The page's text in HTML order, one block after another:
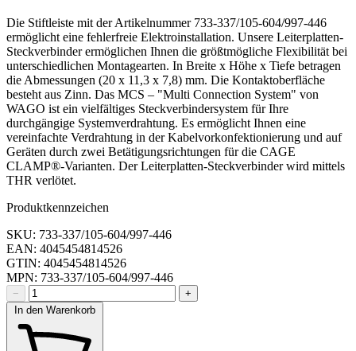
Die Stiftleiste mit der Artikelnummer 733-337/105-604/997-446
ermöglicht eine fehlerfreie Elektroinstallation. Unsere Leiterplatten-
Steckverbinder ermöglichen Ihnen die größtmögliche Flexibilität bei
unterschiedlichen Montagearten. In Breite x Höhe x Tiefe betragen
die Abmessungen (20 x 11,3 x 7,8) mm. Die Kontaktoberfläche
besteht aus Zinn. Das MCS – "Multi Connection System" von
WAGO ist ein vielfältiges Steckverbindersystem für Ihre
durchgängige Systemverdrahtung. Es ermöglicht Ihnen eine
vereinfachte Verdrahtung in der Kabelvorkonfektionierung und auf
Geräten durch zwei Betätigungsrichtungen für die CAGE
CLAMP®-Varianten. Der Leiterplatten-Steckverbinder wird mittels
THR verlötet.
Produktkennzeichen
SKU: 733-337/105-604/997-446
EAN: 4045454814526
GTIN: 4045454814526
MPN: 733-337/105-604/997-446
−
+
In den Warenkorb